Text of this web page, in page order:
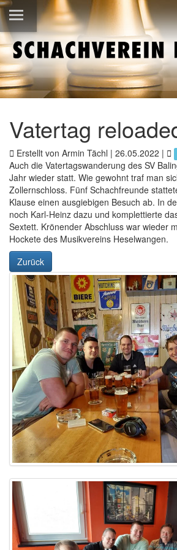
Vatertag
Erstellt von Armin Tächl | 26.05.2022 |
Auch die Vatertagswanderung des SV
Jahr wieder statt. Wie gewohnt traf man
Zollernschloss. Fünf Schachfreunde
Klause einen ausgiebigen Besuch ab. In
noch Karl-Heinz dazu und komplettierte
Sextett. Krönender Abschluss war wieder
Hockete des Musikvereins Heselwangen.
Zurück